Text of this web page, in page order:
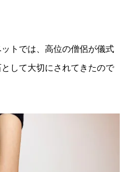
トでは、高位の僧侶が儀式
して大切にされてきたので